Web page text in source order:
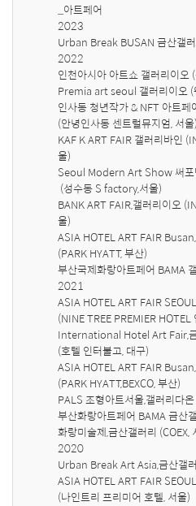
_아트페어
2023
Urban Break BUSAN 금산갤러
2022
인천아시아 아트쇼 갤러리이오
Premia art seoul 갤러리이오 (
인사동 청년작가 & NFT 아트페
(안녕인사동 센트럴뮤지엄, 서울)
KAF K ART FAIR 갤러리바인
울)
Seoul Modern Art Show 써포
BANK ART FAIR,갤러리이오
울)
ASIA HOTEL ART FAIR
(PARK HYATT, 부산)
부산국제화랑아트페어 BAMA
2021
ASIA HOTEL ART FAIR
(NINE TREE PREMIER HOTEL
International Hotel Art Fair,
(호텔 인터불고, 대구)
ASIA HOTEL ART FAIR
(PARK HYATT,BEXCO, 부산)
PALS 조형아트서울,갤러리다온
부산화랑아트페어 BAMA 금산
화랑미술제,금산갤러리 (COEX,
2020
Urban Break Art Asia,금산갤
ASIA HOTEL ART FAIR
(나인트리 프리미어 호텔, 서울)